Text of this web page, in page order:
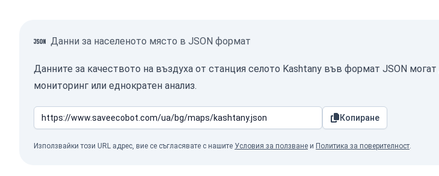
Данни за населеното място в JSON формат
Данните за качеството на въздуха от станция селото Kashtany във формат JSON
мониторинг или еднократен анализ.
Копиране
Използвайки този URL адрес, вие се съгласявате с нашите Условия за ползване и Политика за поверителност.